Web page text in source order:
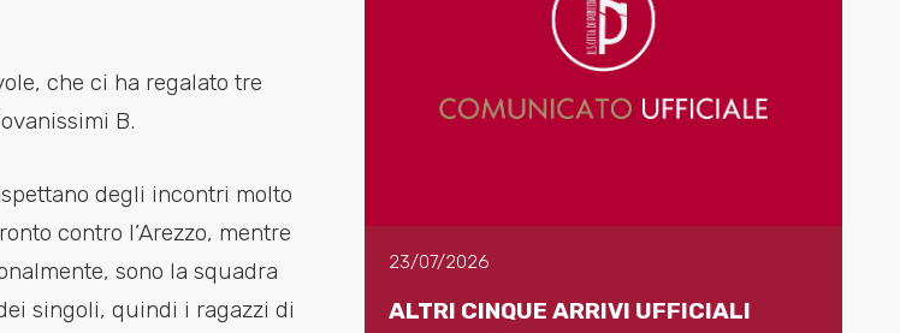
che ci ha regalato tre
B.
degli incontri molto
contro l’Arezzo, mentre
sono la squadra
singoli, quindi i ragazzi di
23/07/2026
ALTRI CINQUE ARRIVI UFFICIALI